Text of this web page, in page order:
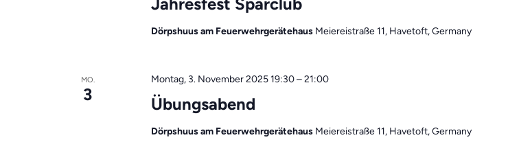
Dörpshuus am Feuerwehrgerätehaus Meiereistraße 11, Havetoft, Germany
MO.
3 Übungsabend
Montag, 3. November 2025 19:30–21:00
Dörpshuus am Feuerwehrgerätehaus Meiereistraße 11, Havetoft, Germany